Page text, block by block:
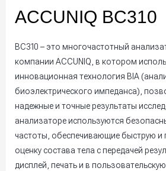
ACCUNIQ BC310
BC310 – это многочастотный
компании ACCUNIQ, в котором
инновационная технология BIA
биоэлектрического импеданса),
надежные и точные результаты
анализаторе используются
частоты, обеспечивающие быструю
оценку состава тела с передачей
дисплей, печать и в